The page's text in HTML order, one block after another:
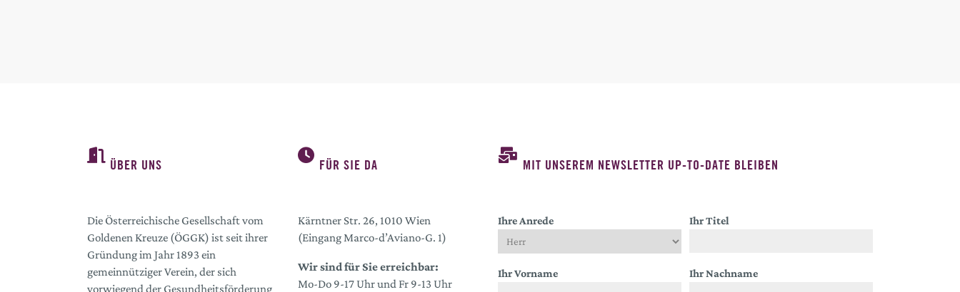
ÜBER UNS
Die Österreichische Gesellschaft vom
Goldenen Kreuze (ÖGGK) ist seit ihrer
Gründung im Jahr 1893 ein
gemeinnütziger Verein, der sich
vorwiegend der Gesundheitsförderung
FÜR SIE DA
Kärntner Str. 26, 1010 Wien
(Eingang Marco-d’Aviano-G. 1)
Wir sind für Sie erreichbar:
Mo-Do 9-17 Uhr und Fr 9-13 Uhr
MIT UNSEREM NEWSLETTER UP-TO-DATE BLEIBEN
Ihre Anrede Ihr Titel
Ihr Vorname Ihr Nachname